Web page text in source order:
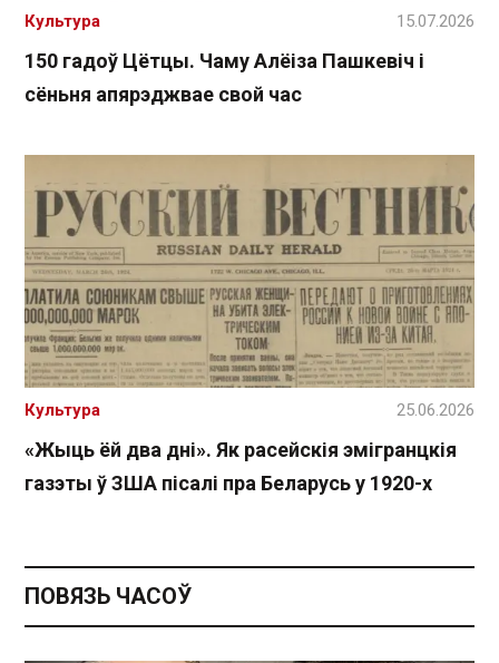
150 гадоў Цётцы. Чаму Алёіза Пашкевіч і
сёньня апярэджвае свой час
Культура 15.07.2026
«Жыць ёй два дні». Як расейскія эмігранцкія
газэты ў ЗША пісалі пра Беларусь у 1920-х
Культура 25.06.2026
ПОВЯЗЬ ЧАСОЎ